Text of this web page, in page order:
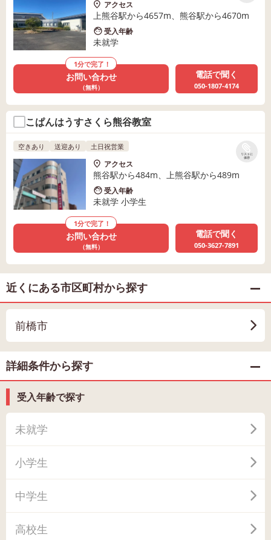
アクセス
上熊谷駅から4657m、熊谷駅から4670m
受入年齢
未就学
1分で完了！
お問い合わせ
（無料）
電話で聞く
050-1807-4174
こぱんはうすさくら熊谷教室
リストに
保存
空きあり 送迎あり 土日祝営業
アクセス
熊谷駅から484m、上熊谷駅から489m
受入年齢
未就学 小学生
1分で完了！
お問い合わせ
（無料）
電話で聞く
050-3627-7891
近くにある市区町村から探す
前橋市
詳細条件から探す
受入年齢で探す
未就学
小学生
中学生
高校生